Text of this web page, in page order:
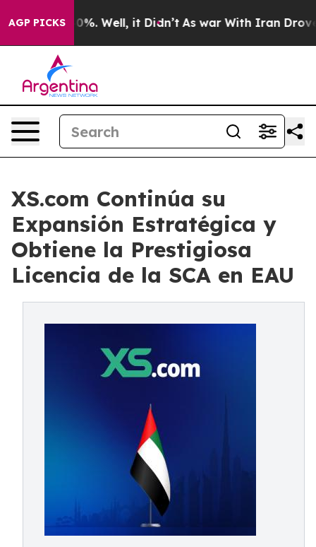
AGP PICKS40%. Well, it Didn’t As war With Iran Drove oil
XS.com Continúa su
Expansión Estratégica y
Obtiene la Prestigiosa
Licencia de la SCA en EAU